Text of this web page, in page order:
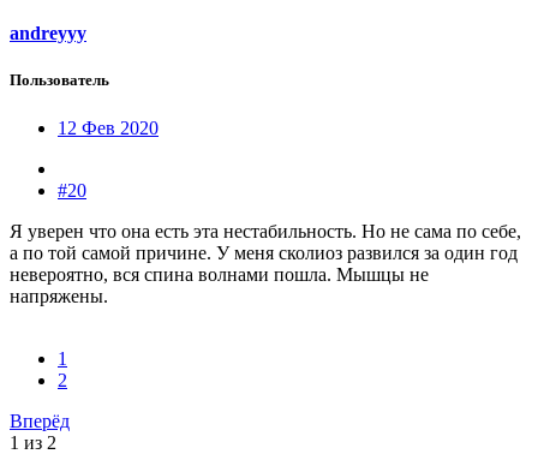
andreyyy
Пользователь
12 Фев 2020
#20
Я уверен что она есть эта нестабильность. Но не сама по себе,
а по той самой причине. У меня сколиоз развился за один год
невероятно, вся спина волнами пошла. Мышцы не
напряжены.
1
2
Вперёд
1 из 2